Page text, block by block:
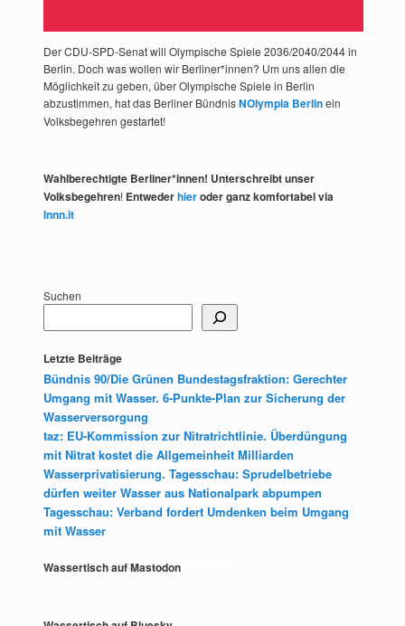
Der CDU-SPD-Senat will Olympische Spiele 2036/2040/2044 in
Berlin. Doch was wollen wir Berliner*innen? Um uns allen die
Möglichkeit zu geben, über Olympische Spiele in Berlin
abzustimmen, hat das Berliner BündnisNOlympia Berlinein
Volksbegehren gestartet!
Wahlberechtigte Berliner*innen! Unterschreibt unser
Volksbegehren! Entwederhieroder ganz komfortabel via
Innn.it
Suchen
Letzte Beiträge
Bündnis 90/Die Grünen Bundestagsfraktion: Gerechter
Umgang mit Wasser. 6-Punkte-Plan zur Sicherung der
Wasserversorgung
taz: EU-Kommission zur Nitratrichtlinie. Überdüngung
mit Nitrat kostet die Allgemeinheit Milliarden
Wasserprivatisierung. Tagesschau: Sprudelbetriebe
dürfen weiter Wasser aus Nationalpark abpumpen
Tagesschau: Verband fordert Umdenken beim Umgang
mit Wasser
Wassertisch auf Mastodon